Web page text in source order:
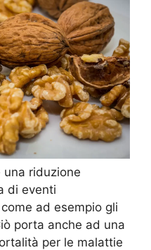
riduzione
di eventi
ad esempio gli
porta anche ad una
per le malattie